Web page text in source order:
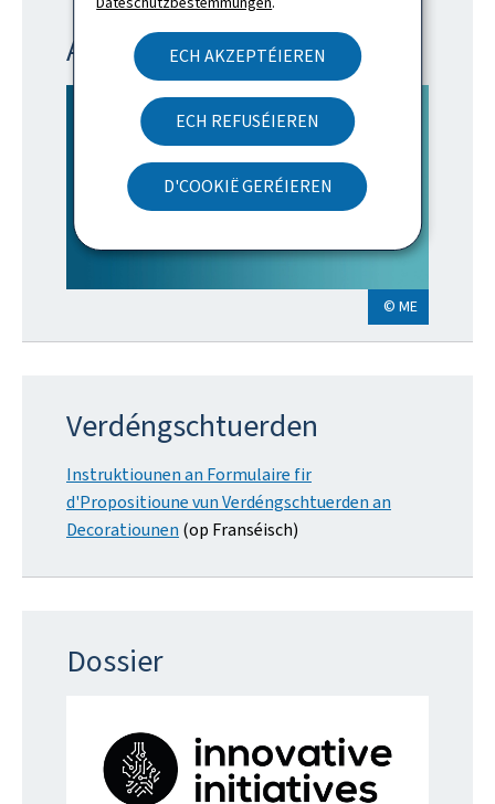
ECH AKZEPTÉIEREN
ECH REFUSÉIEREN
D'COOKIË GERÉIEREN
AI4LUX
© ME
Verdéngschtuerden
Instruktiounen an Formulaire fir
d'Propositioune vun Verdéngschtuerden an
Decoratiounen (op Franséisch)
Dossier